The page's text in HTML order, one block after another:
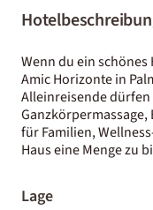
Wenn du ein
Amic Horizonte in
Alleinreisende
für Familien,
Haus eine Menge zu
Lage